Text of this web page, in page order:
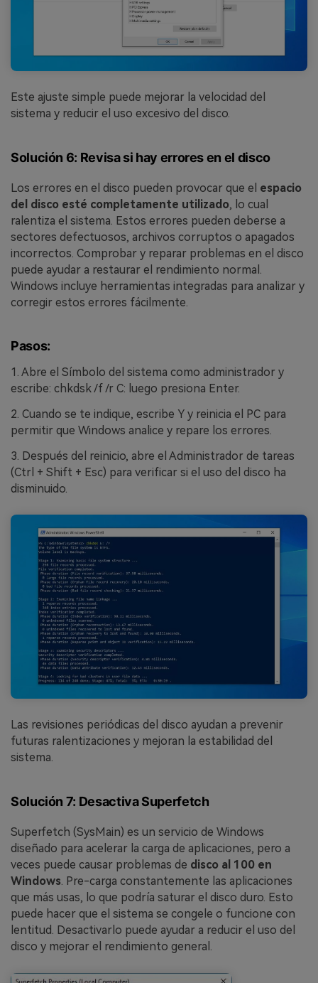
Este ajuste simple puede mejorar la velocidad del
sistema y reducir el uso excesivo del disco.
Solución 6: Revisa si hay errores en el disco
Los errores en el disco pueden provocar que el espacio
del disco esté completamente utilizado, lo cual
ralentiza el sistema. Estos errores pueden deberse a
sectores defectuosos, archivos corruptos o apagados
incorrectos. Comprobar y reparar problemas en el disco
puede ayudar a restaurar el rendimiento normal.
Windows incluye herramientas integradas para analizar y
corregir estos errores fácilmente.
Pasos:
1. Abre el Símbolo del sistema como administrador y
escribe: chkdsk /f /r C: luego presiona Enter.
2. Cuando se te indique, escribe Y y reinicia el PC para
permitir que Windows analice y repare los errores.
3. Después del reinicio, abre el Administrador de tareas
(Ctrl + Shift + Esc) para verificar si el uso del disco ha
disminuido.
Las revisiones periódicas del disco ayudan a prevenir
futuras ralentizaciones y mejoran la estabilidad del
sistema.
Solución 7: Desactiva Superfetch
Superfetch (SysMain) es un servicio de Windows
diseñado para acelerar la carga de aplicaciones, pero a
veces puede causar problemas de disco al 100 en
Windows. Pre-carga constantemente las aplicaciones
que más usas, lo que podría saturar el disco duro. Esto
puede hacer que el sistema se congele o funcione con
lentitud. Desactivarlo puede ayudar a reducir el uso del
disco y mejorar el rendimiento general.